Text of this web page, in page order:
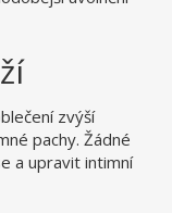
zvýší
pachy. Žádné
a upravit intimní